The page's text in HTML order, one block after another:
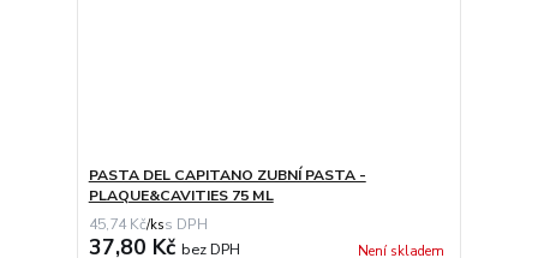
PASTA DEL CAPITANO ZUBNÍ PASTA -
PLAQUE&CAVITIES 75 ML
45,74 Kč/ks
37,80 Kč bez DPH Není skladem